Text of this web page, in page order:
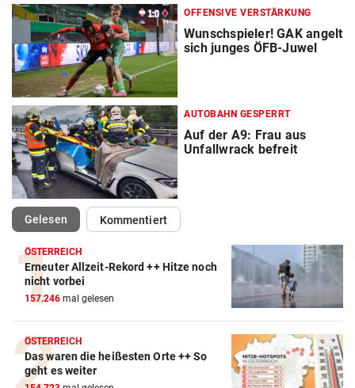
OFFENSIVE VERSTÄRKUNG
Wunschspieler! GAK angelt
sich junges ÖFB-Juwel
AUTOBAHN GESPERRT
Auf der A9: Frau aus
Unfallwrack befreit
Gelesen(ausgewählt)Kommentiert
ÖSTERREICH
Erneuter Allzeit-Rekord ++ Hitze noch
nicht vorbei
157.246 mal gelesen
ÖSTERREICH
Das waren die heißesten Orte ++ So
geht es weiter